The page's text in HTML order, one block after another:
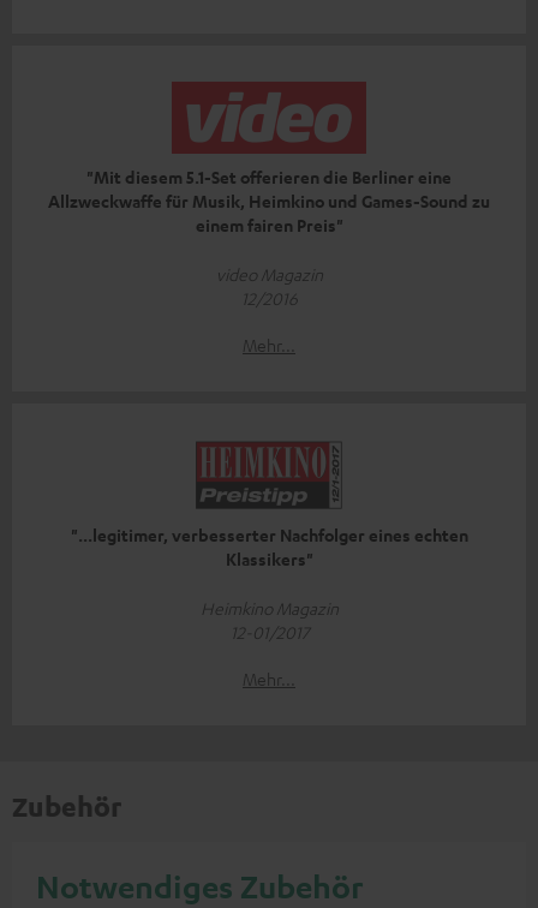
"Mit diesem 5.1-Set offerieren die Berliner eine
Allzweckwaffe für Musik, Heimkino und Games-Sound zu
einem fairen Preis"
video Magazin
12/2016
Mehr...
"...legitimer, verbesserter Nachfolger eines echten
Klassikers"
Heimkino Magazin
12-01/2017
Mehr...
Zubehör
Notwendiges Zubehör